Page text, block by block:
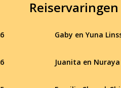
Reiservaringen
Gaby en Yuna
Juanita en